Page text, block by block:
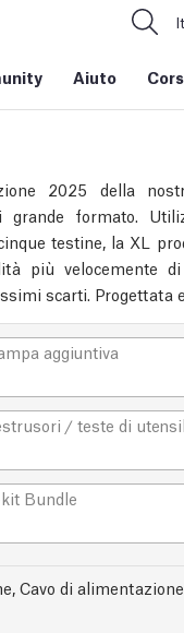
Aiuto
2025 della
grande formato.
testine, la XL
più velocemente
scarti. Progettata
aggiuntiva
/ teste di
Bundle
Cavo di